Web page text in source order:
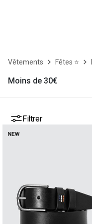
Vêtements Fêtes ⭐
Moins de 30€
Filtrer